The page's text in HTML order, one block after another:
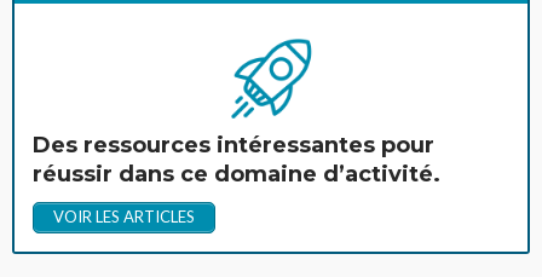
Des ressources intéressantes pour
réussir dans ce domaine d’activité.
VOIR LES ARTICLES